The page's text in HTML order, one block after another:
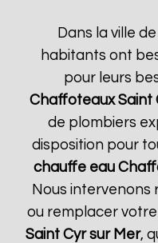
Dans la ville de
habitants ont
pour leurs
Chaffoteaux Saint
de plombiers
disposition pour
chauffe eau
Nous
ou remplacer votre
Saint Cyr sur Mer,